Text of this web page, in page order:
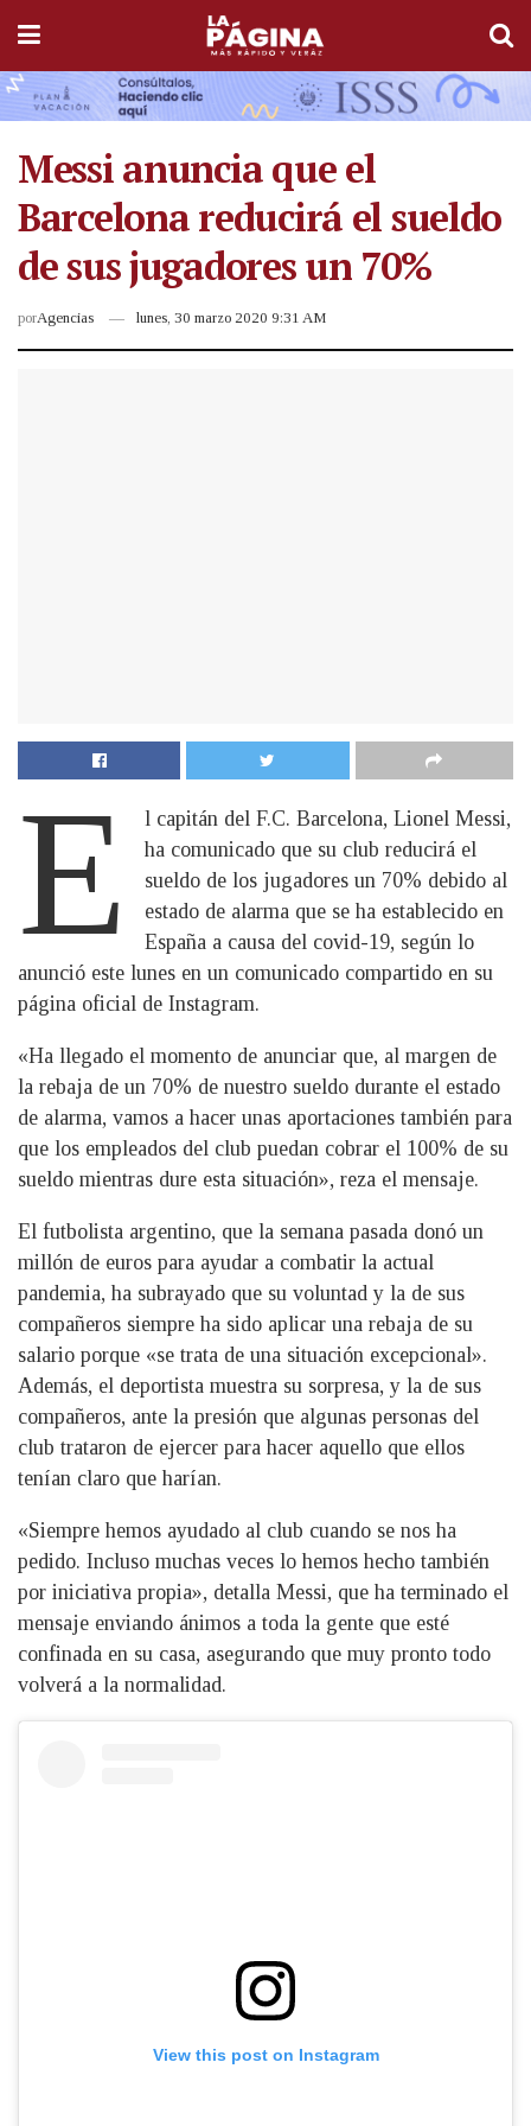
Messi anuncia que el
Barcelona reducirá el sueldo
de sus jugadores un 70%
porAgencias lunes, 30 marzo 2020 9:31 AM
E
l capitán del F.C. Barcelona, Lionel Messi,
ha comunicado que su club reducirá el
sueldo de los jugadores un 70% debido al
estado de alarma que se ha establecido en
España a causa del covid-19, según lo
anunció este lunes en un comunicado compartido en su
página oficial de Instagram.
«Ha llegado el momento de anunciar que, al margen de
la rebaja de un 70% de nuestro sueldo durante el estado
de alarma, vamos a hacer unas aportaciones también para
que los empleados del club puedan cobrar el 100% de su
sueldo mientras dure esta situación», reza el mensaje.
El futbolista argentino, que la semana pasada donó un
millón de euros para ayudar a combatir la actual
pandemia, ha subrayado que su voluntad y la de sus
compañeros siempre ha sido aplicar una rebaja de su
salario porque «se trata de una situación excepcional».
Además, el deportista muestra su sorpresa, y la de sus
compañeros, ante la presión que algunas personas del
club trataron de ejercer para hacer aquello que ellos
tenían claro que harían.
«Siempre hemos ayudado al club cuando se nos ha
pedido. Incluso muchas veces lo hemos hecho también
por iniciativa propia», detalla Messi, que ha terminado el
mensaje enviando ánimos a toda la gente que esté
confinada en su casa, asegurando que muy pronto todo
volverá a la normalidad.
View this post on Instagram